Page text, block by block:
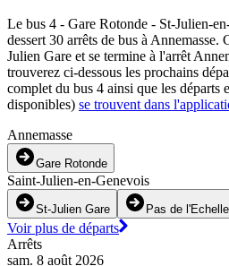
Le bus 4 - Gare Rotonde - St-Julien-
dessert 30 arrêts de bus à Annemasse.
Julien Gare et se termine à l'arrêt
trouverez ci-dessous les prochains
complet du bus 4 ainsi que les départs
disponibles) se trouvent dans
Annemasse
Gare Rotonde
Saint-Julien-en-Genevois
St-Julien Gare Pas de
Voir plus de départs
Arrêts
sam. 8 août 2026